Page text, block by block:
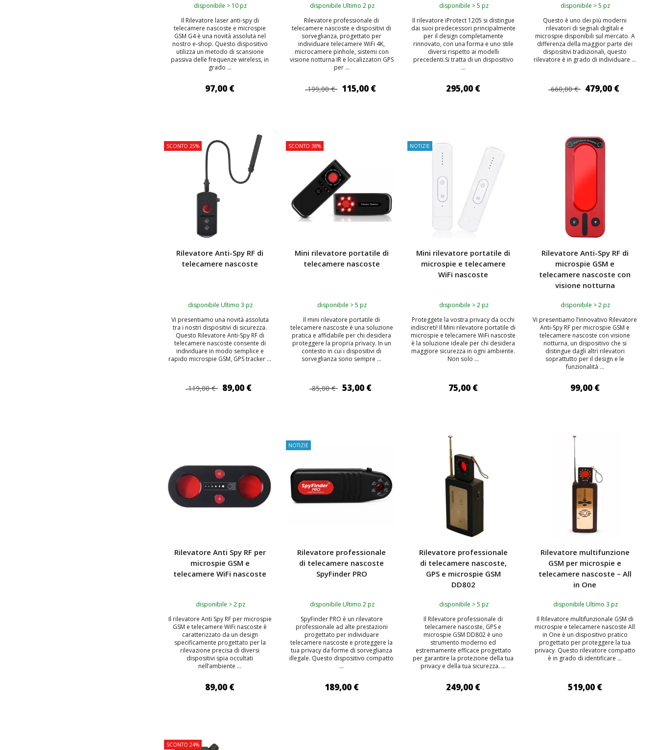
disponibile > 10 pz
Il Rilevatore laser anti-spy di
telecamere nascoste e microspie
GSM G4 è una novità assoluta nel
nostro e-shop. Questo dispositivo
utilizza un metodo di scansione
passiva delle frequenze wireless, in
grado ...
97,00 €
disponibile Ultimo 2 pz
Rilevatore professionale di
telecamere nascoste e dispositivi di
sorveglianza, progettato per
individuare telecamere WiFi 4K,
microcamere pinhole, sistemi con
visione notturna IR e localizzatori GPS
per ...
199,00 € 115,00 €
disponibile > 5 pz
Il rilevatore iProtect 1205 si distingue
dai suoi predecessori principalmente
per il design completamente
rinnovato, con una forma e uno stile
diversi rispetto ai modelli
precedenti.Si tratta di un dispositivo
...
295,00 €
disponibile > 5 pz
Questo è uno dei più moderni
rilevatori di segnali digitali e
microspie disponibili sul mercato. A
differenza della maggior parte dei
dispositivi tradizionali, questo
rilevatore è in grado di individuare ...
660,00 € 479,00 €
SCONTO 25%
Rilevatore Anti-Spy RF di
telecamere nascoste
disponibile Ultimo 3 pz
Vi presentiamo una novità assoluta
tra i nostri dispositivi di sicurezza.
Questo Rilevatore Anti-Spy RF di
telecamere nascoste consente di
individuare in modo semplice e
rapido microspie GSM, GPS tracker ...
119,00 € 89,00 €
SCONTO 38%
Mini rilevatore portatile di
telecamere nascoste
disponibile > 5 pz
Il mini rilevatore portatile di
telecamere nascoste è una soluzione
pratica e affidabile per chi desidera
proteggere la propria privacy. In un
contesto in cui i dispositivi di
sorveglianza sono sempre ...
85,00 € 53,00 €
NOTIZIE
Mini rilevatore portatile di
microspie e telecamere
WiFi nascoste
disponibile > 2 pz
Proteggete la vostra privacy da occhi
indiscreti! Il Mini rilevatore portatile di
microspie e telecamere WiFi nascoste
è la soluzione ideale per chi desidera
maggiore sicurezza in ogni ambiente.
Non solo ...
75,00 €
Rilevatore Anti-Spy RF di
microspie GSM e
telecamere nascoste con
visione notturna
disponibile > 2 pz
Vi presentiamo l’innovativo Rilevatore
Anti-Spy RF per microspie GSM e
telecamere nascoste con visione
notturna, un dispositivo che si
distingue dagli altri rilevatori
soprattutto per il design e le
funzionalità ...
99,00 €
Rilevatore Anti Spy RF per
microspie GSM e
telecamere WiFi nascoste
disponibile > 2 pz
Il rilevatore Anti Spy RF per microspie
GSM e telecamere WiFi nascoste è
caratterizzato da un design
specificamente progettato per la
rilevazione precisa di diversi
dispositivi spia occultati
nell’ambiente ...
89,00 €
NOTIZIE
Rilevatore professionale
di telecamere nascoste
SpyFinder PRO
disponibile Ultimo 2 pz
SpyFinder PRO è un rilevatore
professionale ad alte prestazioni
progettato per individuare
telecamere nascoste e proteggere la
tua privacy da forme di sorveglianza
illegale. Questo dispositivo compatto
...
189,00 €
Rilevatore professionale
di telecamere nascoste,
GPS e microspie GSM
DD802
disponibile > 5 pz
Il Rilevatore professionale di
telecamere nascoste, GPS e
microspie GSM DD802 è uno
strumento moderno ed
estremamente efficace progettato
per garantire la protezione della tua
privacy e della tua sicurezza. ...
249,00 €
Rilevatore multifunzione
GSM per microspie e
telecamere nascoste – All
in One
disponibile Ultimo 3 pz
Il Rilevatore multifunzionale GSM di
microspie e telecamere nascoste All
in One è un dispositivo pratico
progettato per proteggere la tua
privacy. Questo rilevatore compatto
è in grado di identificare ...
519,00 €
SCONTO 24%